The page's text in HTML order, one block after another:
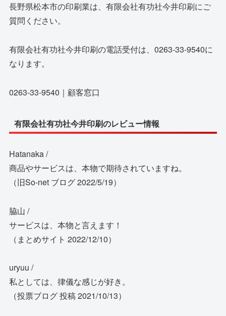
長野県松本市の印刷業は、有限会社有功社今井印刷にご
質問ください。
有限会社有功社今井印刷の電話受付は、0263-33-9540に
なります。
0263-33-9540｜顧客窓口
有限会社有功社今井印刷のレビュー情報
Hatanaka /
商品やサービスは、本物で期待されていますね。
（旧So-net ブログ 2022/5/19）
脇山 /
サービスは、本物と言えます！
（まとめサイト 2022/12/10）
uryuu /
私としては、律儀な感じが好き。
（投票ブログ 投稿 2021/10/13）